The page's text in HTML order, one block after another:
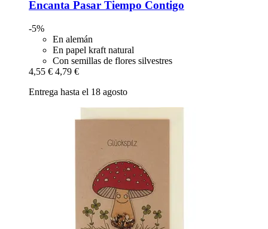
Encanta Pasar Tiempo Contigo
-5%
En alemán
En papel kraft natural
Con semillas de flores silvestres
4,55 € 4,79 €
Entrega hasta el 18 agosto